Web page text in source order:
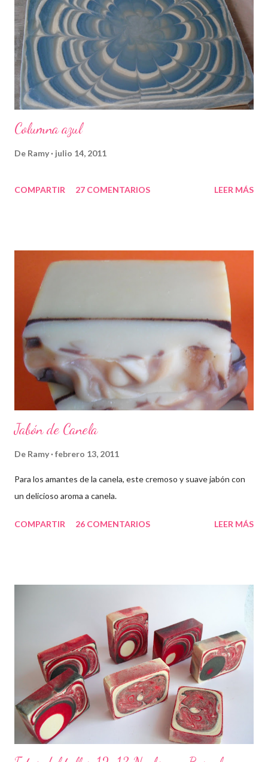
Columna azul
De Ramy julio 14, 2011
COMPARTIR 27 COMENTARIOS LEER MÁS
Jabón de Canela
De Ramy febrero 13, 2011
Para los amantes de la canela, este cremoso y suave jabón con
un delicioso aroma a canela.
COMPARTIR 26 COMENTARIOS LEER MÁS